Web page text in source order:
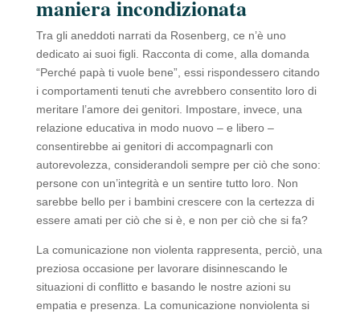
maniera incondizionata
Tra gli aneddoti narrati da Rosenberg, ce n’è uno
dedicato ai suoi figli. Racconta di come, alla domanda
“Perché papà ti vuole bene”, essi rispondessero citando
i comportamenti tenuti che avrebbero consentito loro di
meritare l’amore dei genitori. Impostare, invece, una
relazione educativa in modo nuovo – e libero –
consentirebbe ai genitori di accompagnarli con
autorevolezza, considerandoli sempre per ciò che sono:
persone con un’integrità e un sentire tutto loro. Non
sarebbe bello per i bambini crescere con la certezza di
essere amati per ciò che si è, e non per ciò che si fa?
La comunicazione non violenta rappresenta, perciò, una
preziosa occasione per lavorare disinnescando le
situazioni di conflitto e basando le nostre azioni su
empatia e presenza. La comunicazione nonviolenta si